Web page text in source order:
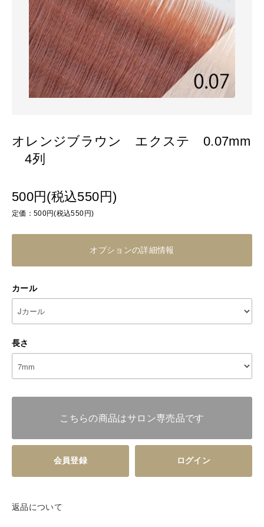
オレンジブラウン エクステ 0.07mm
4列
500円(税込550円)
定価：500円(税込550円)
オプションの詳細情報
カール
長さ
こちらの商品はサロン専売品です
会員登録 ログイン
返品について